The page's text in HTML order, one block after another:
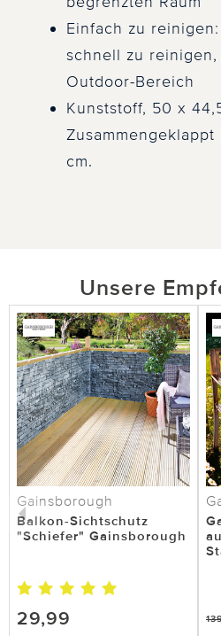
Einfach zu
schnell zu
Outdoor-Bereich
Kunststoff, 50 x
cm.
Unsere
Gainsborough
Balkon-Sichtschutz
"Schiefer" Gainsborough
29,99